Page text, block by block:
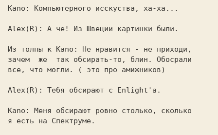
Kano: Компьютерного исскуства, ха-ха...
Alex(R): А че! Из Швеции картинки были.
Из толпы к Kano: Не нравится - не приходи,
зачем  же  так обсирать-то, блин. Обосрали
все, что могли. ( это про амижников)
Alex(R): Тебя обсирают с Enlight'a.
Kano: Меня обсирают ровно столько, сколько
я есть на Спектруме.